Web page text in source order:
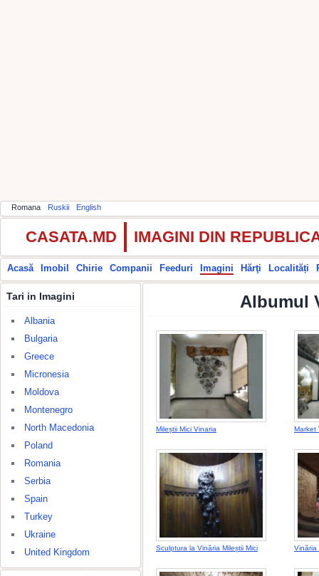
Romana Ruskii English
CASATA.MD IMAGINI DIN
Acasă Imobil Chirie Companii Feeduri Imagini Hărţi Localități
Tari in Imagini
Albania
Bulgaria
Greece
Micronesia
Moldova
Montenegro
North Macedonia
Poland
Romania
Serbia
Spain
Turkey
Ukraine
United Kingdom
Albumul
Mileștii Mici Vinaria Market
Sculptura la Vinăria Mileștii Mici Vinăria